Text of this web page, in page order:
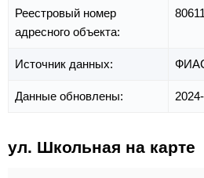
Реестровый номер
адресного объекта:
Источник данных:
Данные обновлены:
ул. Школьная на карте